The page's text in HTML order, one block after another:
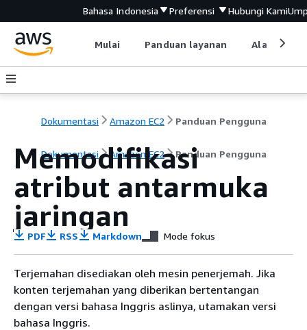
Bahasa Indonesia Preferensi Hubungi Kami
Mulai Panduan layanan Alat
Dokumentasi Amazon EC2 Panduan Pengguna
Dokumentasi Amazon EC2 Panduan Pengguna
Memodifikasi
atribut antarmuka
jaringan
PDF RSS Markdown Mode fokus
Terjemahan disediakan oleh mesin penerjemah. Jika
konten terjemahan yang diberikan bertentangan
dengan versi bahasa Inggris aslinya, utamakan versi
bahasa Inggris.